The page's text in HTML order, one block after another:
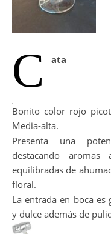
C ata
Bonito color rojo
Media-alta.
Presenta una
destacando
equilibradas de
floral.
La entrada en boca
y dulce además de